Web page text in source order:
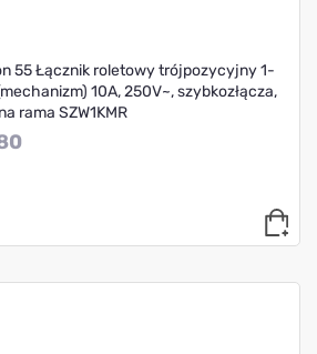
55 Łącznik roletowy trójpozycyjny 1-
10A, 250V~, szybkozłącza,
rama SZW1KMR